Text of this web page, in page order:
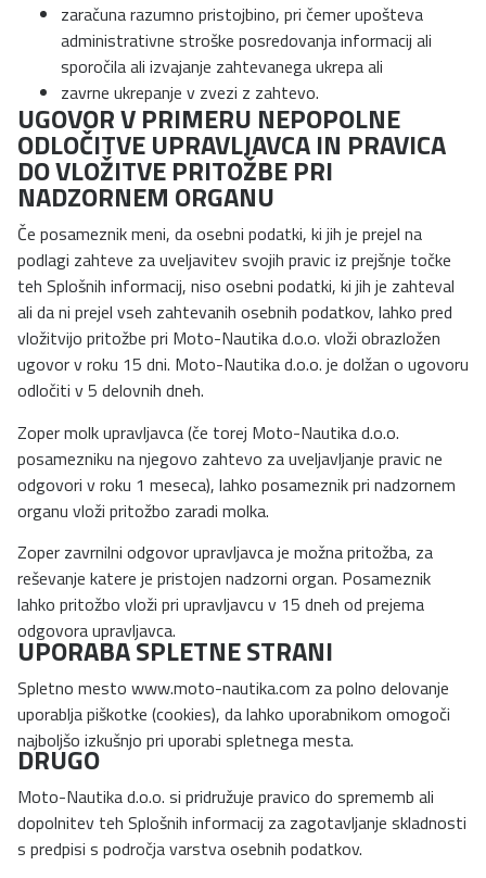
zaračuna razumno pristojbino, pri čemer upošteva
administrativne stroške posredovanja informacij ali
sporočila ali izvajanje zahtevanega ukrepa ali
zavrne ukrepanje v zvezi z zahtevo.
UGOVOR V PRIMERU NEPOPOLNE
ODLOČITVE UPRAVLJAVCA IN PRAVICA
DO VLOŽITVE PRITOŽBE PRI
NADZORNEM ORGANU
Če posameznik meni, da osebni podatki, ki jih je prejel na
podlagi zahteve za uveljavitev svojih pravic iz prejšnje točke
teh Splošnih informacij, niso osebni podatki, ki jih je zahteval
ali da ni prejel vseh zahtevanih osebnih podatkov, lahko pred
vložitvijo pritožbe pri Moto-Nautika d.o.o. vloži obrazložen
ugovor v roku 15 dni. Moto-Nautika d.o.o. je dolžan o ugovoru
odločiti v 5 delovnih dneh.
Zoper molk upravljavca (če torej Moto-Nautika d.o.o.
posamezniku na njegovo zahtevo za uveljavljanje pravic ne
odgovori v roku 1 meseca), lahko posameznik pri nadzornem
organu vloži pritožbo zaradi molka.
Zoper zavrnilni odgovor upravljavca je možna pritožba, za
reševanje katere je pristojen nadzorni organ. Posameznik
lahko pritožbo vloži pri upravljavcu v 15 dneh od prejema
odgovora upravljavca.
UPORABA SPLETNE STRANI
Spletno mesto www.moto-nautika.com za polno delovanje
uporablja piškotke (cookies), da lahko uporabnikom omogoči
najboljšo izkušnjo pri uporabi spletnega mesta.
DRUGO
Moto-Nautika d.o.o. si pridružuje pravico do sprememb ali
dopolnitev teh Splošnih informacij za zagotavljanje skladnosti
s predpisi s področja varstva osebnih podatkov.